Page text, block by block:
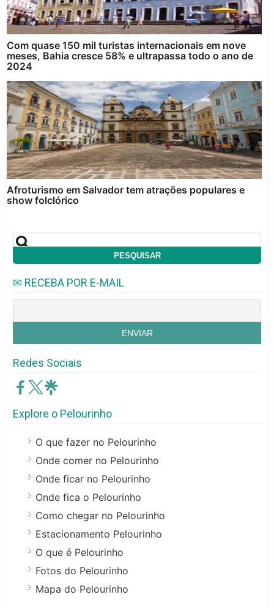
Com quase 150 mil turistas internacionais em nove
meses, Bahia cresce 58% e ultrapassa todo o ano de
2024
Afroturismo em Salvador tem atrações populares e
show folclórico
✉ RECEBA POR E-MAIL
Redes Sociais
Explore o Pelourinho
O que fazer no Pelourinho
Onde comer no Pelourinho
Onde ficar no Pelourinho
Onde fica o Pelourinho
Como chegar no Pelourinho
Estacionamento Pelourinho
O que é Pelourinho
Fotos do Pelourinho
Mapa do Pelourinho